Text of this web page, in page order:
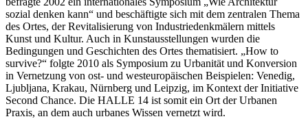
sozial denken kann“ und beschäftigte sich mit dem zentralen Thema
des Ortes, der Revitalisierung von Industriedenkmälern mittels
Kunst und Kultur. Auch in Kunstausstellungen wurden die
Bedingungen und Geschichten des Ortes thematisiert. „How to
survive?“ folgte 2010 als Symposium zu Urbanität und Konversion
in Vernetzung von ost- und westeuropäischen Beispielen: Venedig,
Ljubljana, Krakau, Nürnberg und Leipzig, im Kontext der Initiative
Second Chance. Die HALLE 14 ist somit ein Ort der Urbanen
Praxis, an dem auch urbanes Wissen vernetzt wird.